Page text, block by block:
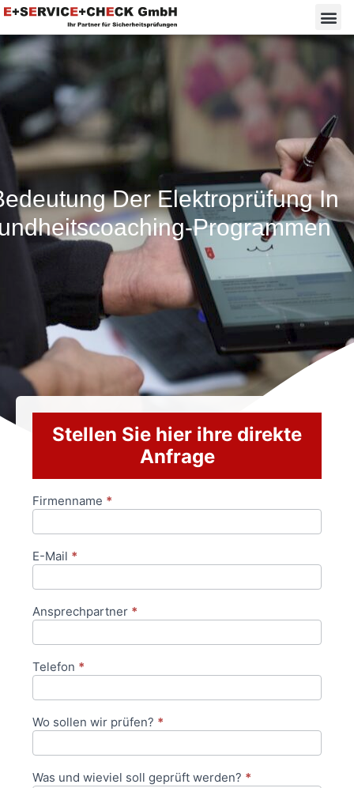
Der Elektroprüfung In
Programmen
Stellen Sie hier ihre direkte
Anfrage
Anfrageformular
Firmenname *
E-Mail *
Ansprechpartner *
Telefon *
Wo sollen wir prüfen? *
Was und wieviel soll geprüft werden? *